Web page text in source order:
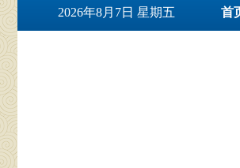
2026年8月7日 星期五 首